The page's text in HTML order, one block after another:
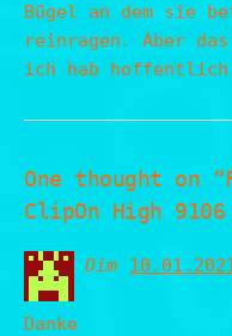
Bügel an dem sie
reinragen. Aber
ich hab
One thought on
ClipOn High
Dim sagt:
Danke